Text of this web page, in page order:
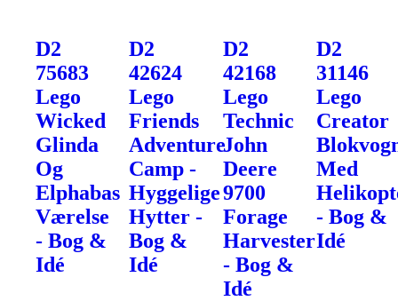
D2
75683
Lego
Wicked
Glinda
Og
Elphabas
Værelse
- Bog &
Idé
D2
42624
Lego
Friends
Adventure
Camp -
Hyggelige
Hytter -
Bog &
Idé
D2
42168
Lego
Technic
John
Deere
9700
Forage
Harvester
- Bog &
Idé
D2
31146
Lego
Creator
Med
- Bog &
Idé